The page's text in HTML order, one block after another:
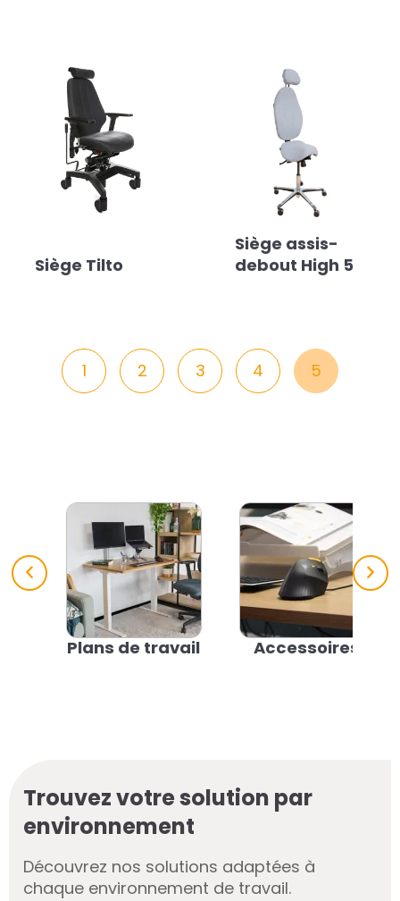
Siège Tilto
Siège assis-
debout High 5
1 2 3 4 5
Plans de travail Accessoires
Trouvez votre solution par
environnement
Découvrez nos solutions adaptées à
chaque environnement de travail.